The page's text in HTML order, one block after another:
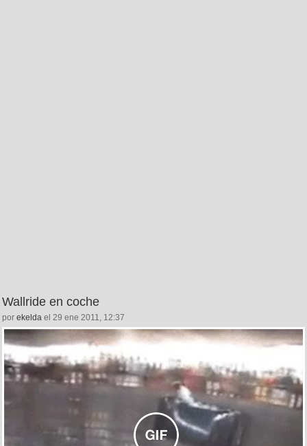
Wallride en coche
por ekelda el 29 ene 2011, 12:37